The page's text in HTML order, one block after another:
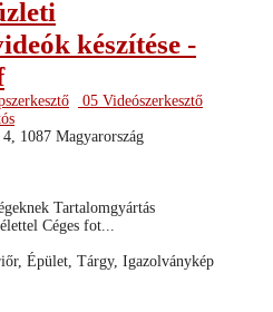
készítése -
05 Videószerkesztő
1087 Magyarország
Tartalomgyártás
Céges fot...
Épület, Tárgy, Igazolványkép